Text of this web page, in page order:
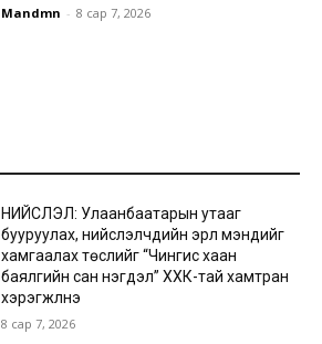
Mandmn - 8 сар 7, 2026
НИЙСЛЭЛ: Улаанбаатарын утааг
бууруулах, нийслэлчүүдийн эрүүл мэндийг
хамгаалах төслийг “Чингис хаан
баялгийн сан нэгдэл” ХХК-тай хамтран
хэрэгжүүлнэ
8 сар 7, 2026